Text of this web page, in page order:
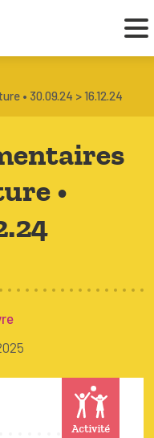
• 30.09.24 > 16.12.24
•
Activité